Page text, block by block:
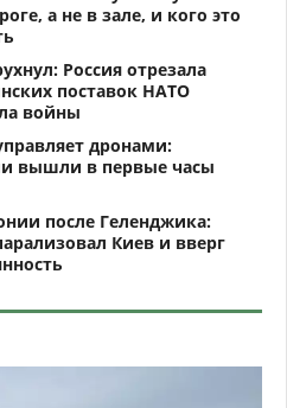
а не в зале, и кого это
Россия отрезала
поставок НАТО
войны
дронами:
вышли в первые часы
после Геленджика:
Киев и вверг